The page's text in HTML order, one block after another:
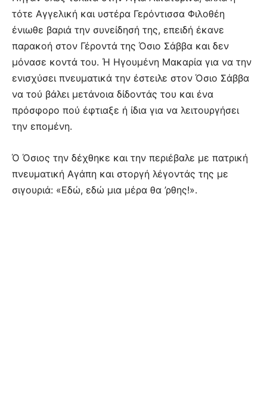
τότε Αγγελική και υστέρα Γερόντισσα Φιλοθέη
ένιωθε βαριά την συνείδησή της, επειδή έκανε
παρακοή στον Γέροντά της Όσιο Σάββα και δεν
μόνασε κοντά του. Ή Ηγουμένη Μακαρία για να την
ενισχύσει πνευματικά την έστειλε στον Όσιο Σάββα
να τού βάλει μετάνοια δίδοντάς του και ένα
πρόσφορο πού έφτιαξε ή ίδια για να λειτουργήσει
την επομένη.
Ό Όσιος την δέχθηκε και την περιέβαλε με πατρική
πνευματική Αγάπη και στοργή λέγοντάς της με
σιγουριά: «Εδώ, εδώ μια μέρα θα ’ρθης!».